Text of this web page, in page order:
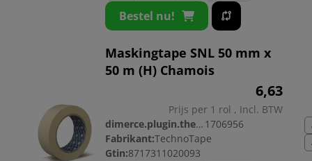
Bestel nu!
Maskingtape SNL 50 mm x
50 m (H) Chamois
6,63
Prijs per 1 rol , Incl. BTW
dimerce.plugin.theme.productnr: 1706956
Fabrikant:TechnoTape
Gtin:8717311020093